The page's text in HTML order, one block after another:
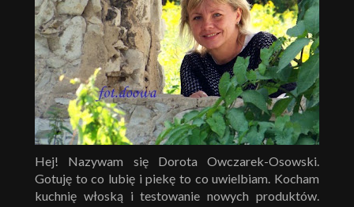
Hej! Nazywam się Dorota Owczarek-Osowski.
Gotuję to co lubię i piekę to co uwielbiam. Kocham
kuchnię włoską i testowanie nowych produktów.